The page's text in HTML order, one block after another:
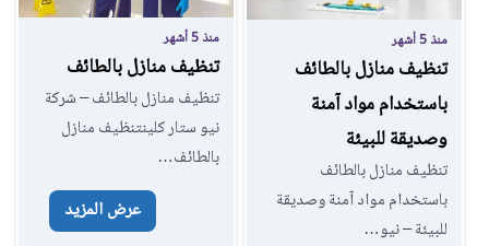
منذ 5 أشهر
تنظيف منازل بالطائف
باستخدام مواد آمنة
وصديقة للبيئة
تنظيف منازل بالطائف
باستخدام مواد آمنة وصديقة
للبيئة – نيو…
منذ 5 أشهر
تنظيف منازل بالطائف
تنظيف منازل بالطائف – شركة
نيو ستار كلينتنظيف منازل
بالطائف…
عرض المزيد